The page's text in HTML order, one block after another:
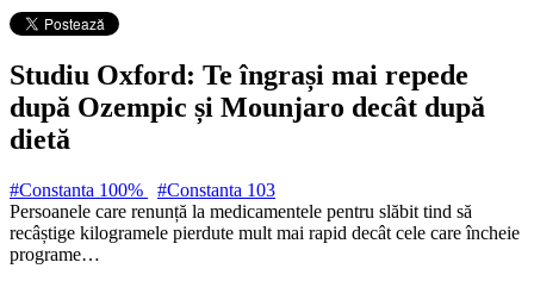
Studiu Oxford: Te îngrași mai repede
după Ozempic și Mounjaro decât după
dietă
#Constanta 100% #Constanta 103
Persoanele care renunță la medicamentele pentru slăbit tind să
recâștige kilogramele pierdute mult mai rapid decât cele care încheie
programe…